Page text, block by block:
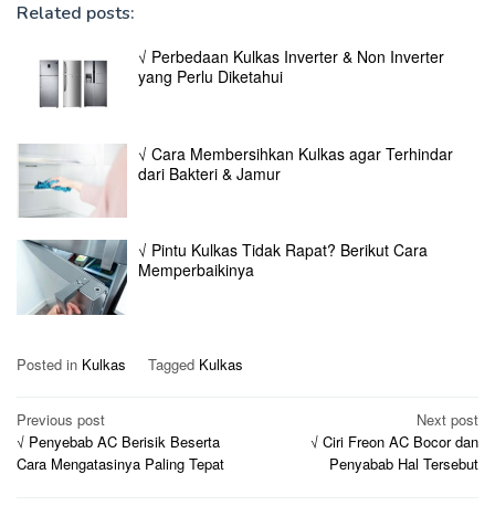
Related posts:
√ Perbedaan Kulkas Inverter & Non Inverter
yang Perlu Diketahui
√ Cara Membersihkan Kulkas agar Terhindar
dari Bakteri & Jamur
√ Pintu Kulkas Tidak Rapat? Berikut Cara
Memperbaikinya
Posted in Kulkas Tagged Kulkas
Post
navigation
Previous post
√ Penyebab AC Berisik Beserta
Cara Mengatasinya Paling Tepat
Next post
√ Ciri Freon AC Bocor dan
Penyabab Hal Tersebut